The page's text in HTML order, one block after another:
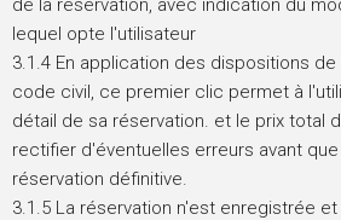
de la réservation, avec indication du
lequel opte l'utilisateur
3.1.4 En application des dispositions de
code civil, ce premier clic permet à
détail de sa réservation. et le prix total
rectifier d'éventuelles erreurs avant
réservation définitive.
3.1.5 La réservation n'est enregistrée